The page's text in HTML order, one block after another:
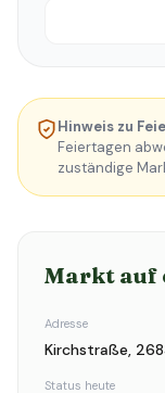
Hinweis zu
Feiertagen
zuständige
Markt auf
Adresse
Kirchstraße,
Status heute